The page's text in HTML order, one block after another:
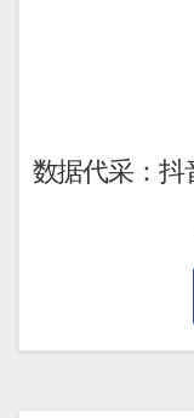
数据代采：